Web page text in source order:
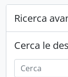
Ricerca
Cerca le